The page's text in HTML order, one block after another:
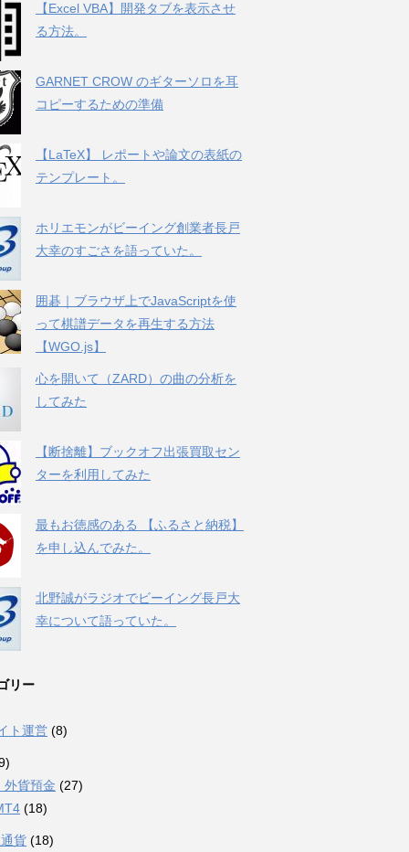
【Excel VBA】開発タブを表示させ
る方法。
GARNET CROW のギターソロを耳
コピーするための準備
【LaTeX】 レポートや論文の表紙の
テンプレート。
ホリエモンがビーイング創業者長戸
大幸のすごさを語っていた。
囲碁｜ブラウザ上でJavaScriptを使
って棋譜データを再生する方法
【WGO.js】
心を開いて（ZARD）の曲の分析を
してみた
【断捨離】ブックオフ出張買取セン
ターを利用してみた
最もお徳感のある 【ふるさと納税】
を申し込んでみた。
北野誠がラジオでビーイング長戸大
幸について語っていた。
リー
ト運営 (8)
外貨預金 (27)
(18)
貨 (18)